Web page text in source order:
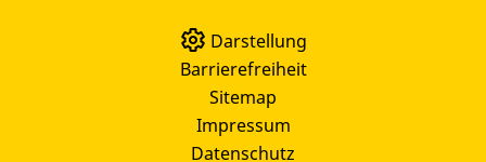
Darstellung
Barrierefreiheit
Sitemap
Impressum
Datenschutz